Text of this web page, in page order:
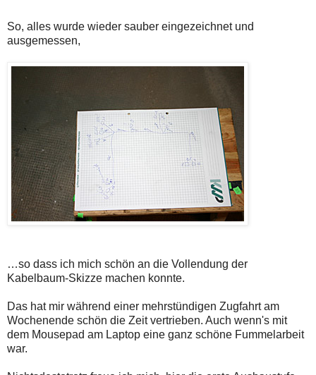
So, alles wurde wieder sauber eingezeichnet und
ausgemessen,
…so dass ich mich schön an die Vollendung der
Kabelbaum-Skizze machen konnte.
Das hat mir während einer mehrstündigen Zugfahrt am
Wochenende schön die Zeit vertrieben. Auch wenn's mit
dem Mousepad am Laptop eine ganz schöne Fummelarbeit
war.